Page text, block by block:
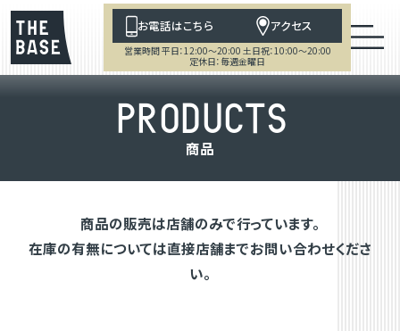
お電話はこちら アクセス
営業時間 平日：12:00～20:00 土日祝：10:00～20:00
定休日：毎週金曜日
PRODUCTS
商品
商品の販売は店舗のみで行っています。
在庫の有無については直接店舗までお問い合わせくださ
い。